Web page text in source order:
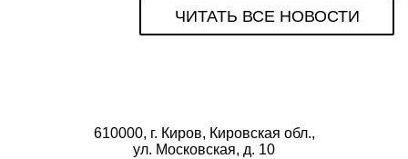
ЧИТАТЬ ВСЕ НОВОСТИ
610000, г. Киров, Кировская обл.,
ул. Московская, д. 10